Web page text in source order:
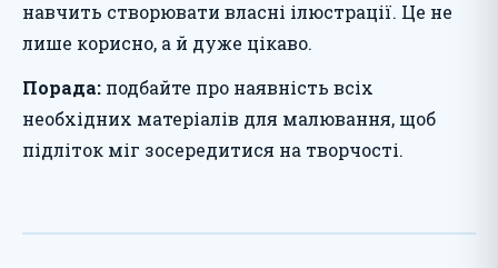
навчить створювати власні ілюстрації. Це не
лише корисно, а й дуже цікаво.
Порада: подбайте про наявність всіх
необхідних матеріалів для малювання, щоб
підліток міг зосередитися на творчості.